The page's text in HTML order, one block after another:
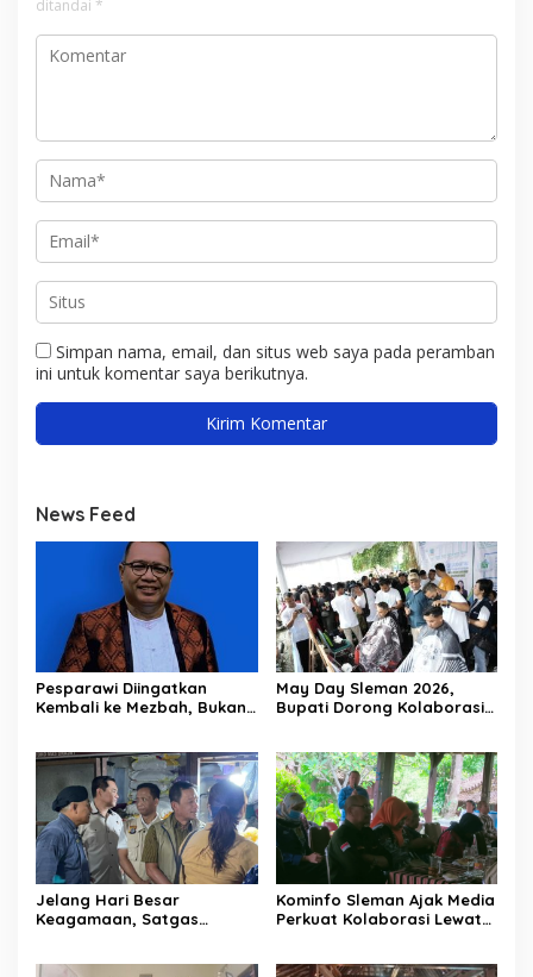
ditandai *
Simpan nama, email, dan situs web saya pada peramban
ini untuk komentar saya berikutnya.
News Feed
Pesparawi Diingatkan
Kembali ke Mezbah, Bukan
May Day Sleman 2026,
Bupati Dorong Kolaborasi
Jelang Hari Besar
Keagamaan, Satgas
Kominfo Sleman Ajak Media
Perkuat Kolaborasi Lewat